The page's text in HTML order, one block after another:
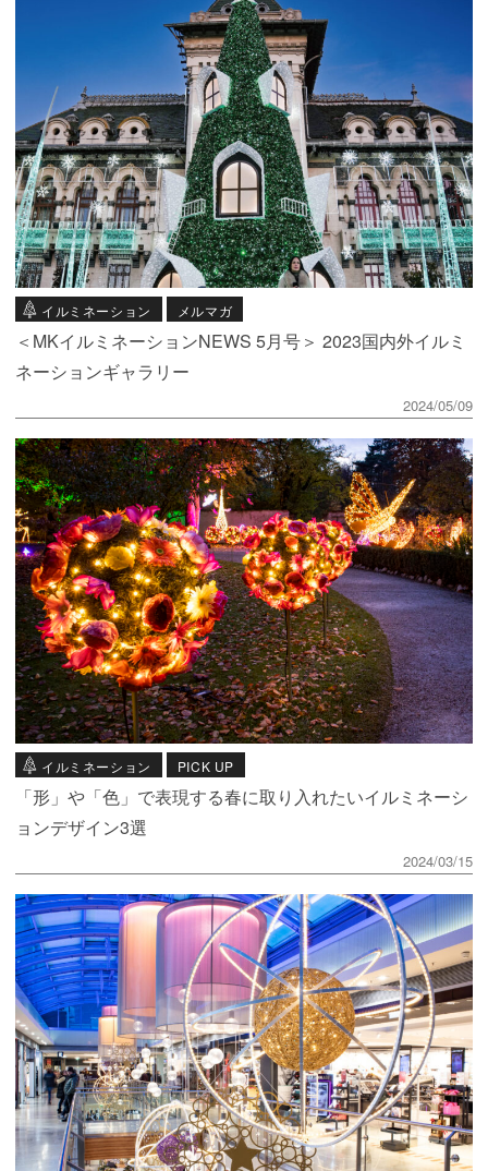
イルミネーション メルマガ
＜MKイルミネーションNEWS 5月号＞ 2023国内外イルミ
ネーションギャラリー
2024/05/09
イルミネーション PICK UP
「形」や「色」で表現する春に取り入れたいイルミネーシ
ョンデザイン3選
2024/03/15